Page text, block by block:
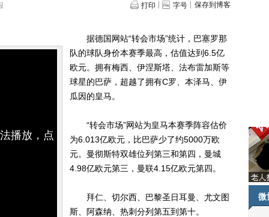
打印 字号 保存到博客
播放，点
据德国网站“转会市场”统计，巴塞罗那
队的球队身价本赛季最高，估值达到6.5亿
欧元。拥有梅西、伊涅斯塔、法布雷加斯等
球星的巴萨，超越了拥有C罗、本泽马、伊
瓜因的皇马。
“转会市场”网站为皇马本赛季阵容估价
为6.013亿欧元，比巴萨少了约5000万欧
元。曼彻斯特双雄位列第三和第四，曼城
4.98亿欧元第三，曼联4.15亿欧元第四。
拜仁、切尔西、巴黎圣日耳曼、尤文图
斯、阿森纳、热刺分列第五到第十。
微